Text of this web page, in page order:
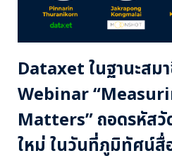
Dataxet ในฐานะสม
Webinar
Matters” ถอดรหัสวั
ใหม่ ในวันที่ภูมิทัศน์สื่